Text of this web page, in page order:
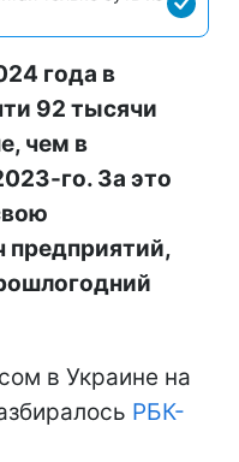
года в
92 тысячи
чем в
го. За это
предприятий,
в Украине на
РБК-